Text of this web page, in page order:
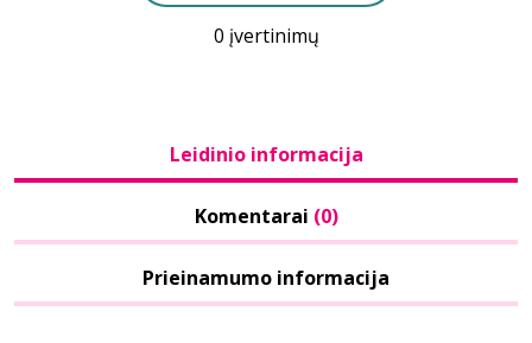
0 įvertinimų
Leidinio informacija
Komentarai (0)
Prieinamumo informacija